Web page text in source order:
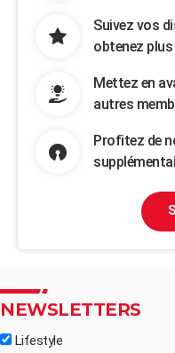
Suivez vos
obtenez
Mettez en
autres
Profitez de
NEWSLETTERS
Lifestyle